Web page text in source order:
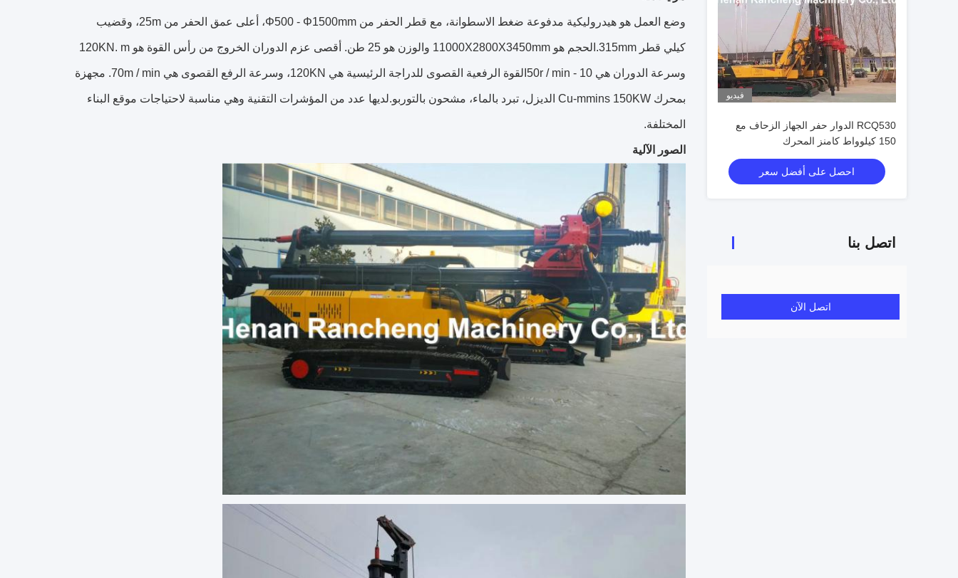
فيديو
RCQ530 الدوار حفر الجهاز الزحاف مع
150 كيلوواط كامنز المحرك
احصل على أفضل سعر
اتصل بنا
اتصل الآن
وضع العمل هو هيدروليكية مدفوعة ضغط الاسطوانة، مع قطر الحفر من Φ500 - Φ1500mm، أعلى عمق الحفر من 25m، وقضيب
كيلي قطر 315mm.الحجم هو 11000X2800X3450mm والوزن هو 25 طن. أقصى عزم الدوران الخروج من رأس القوة هو 120KN. m
وسرعة الدوران هي 10 - 50 r / min القوة الرفعية القصوى للدراجة الرئيسية هي 120KN، وسرعة الرفع القصوى هي 70m / min. مجهزة
بمحرك Cu-mmins 150KW الديزل، تبرد بالماء، مشحون بالتوربو.لديها عدد من المؤشرات التقنية وهي مناسبة لاحتياجات موقع البناء
المختلفة.
الصور الآلية